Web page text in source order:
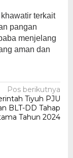
terkait
pangan
menjelang
aman dan
Pos berikutnya
Tiyuh PJU
BLT-DD Tahap
Tahun 2024